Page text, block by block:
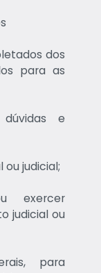
dos
para as
e
judicial;
exercer
judicial ou
para